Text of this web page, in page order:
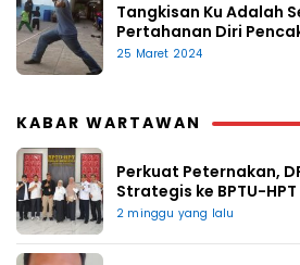
Tangkisan Ku Adalah
Pertahanan Diri
25 Maret 2024
KABAR WARTAWAN
Perkuat Peternakan,
Strategis ke BPTU-
2 minggu yang lalu